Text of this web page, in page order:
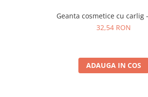
Geanta cosmetice cu carlig
32,54 RON
ADAUGA IN COS